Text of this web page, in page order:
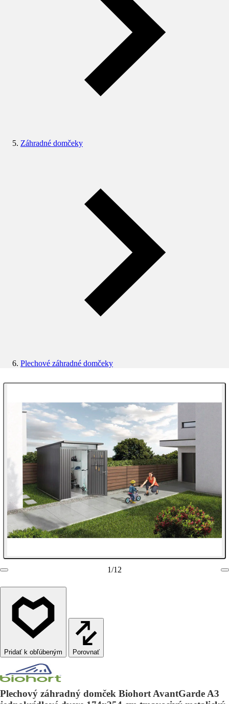
Záhradné domčeky
Plechové záhradné domčeky
1/12
Porovnať
Plechový záhradný domček Biohort AvantGarde A3